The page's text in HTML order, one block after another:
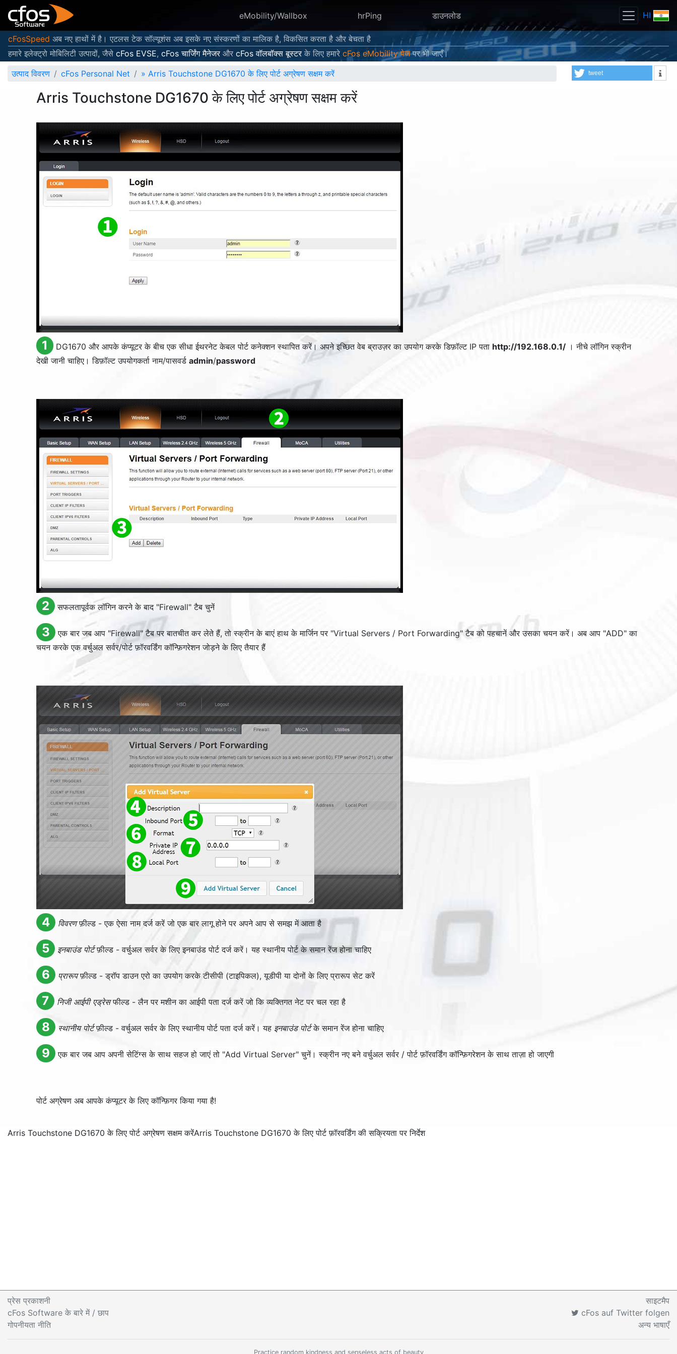
eMobility/Wallbox hrPing डाउनलोड HI
cFosSpeed अब नए हाथों में है। एटलस टेक सॉल्यूशंस अब इसके नए संस्करणों का मालिक है, विकसित करता है और बेचता है
हमारे इलेक्ट्रो मोबिलिटी उत्पादों, जैसे cFos EVSE, cFos चार्जिंग मैनेजरऔर cFos वॉलबॉक्स बूस्टरके लिए हमारे cFos eMobility पेजपर भी जाएँ।
उत्पाद विवरण
cFos Personal Net » Arris Touchstone DG1670 के लिए पोर्ट अग्रेषण सक्षम करें tweet
Arris Touchstone DG1670 के लिए पोर्ट अग्रेषण सक्षम करें
1 DG1670 और आपके कंप्यूटर के बीच एक सीधा ईथरनेट केबल पोर्ट कनेक्शन स्थापित करें। अपने इच्छित वेब ब्राउज़र का उपयोग करके डिफ़ॉल्ट IP पता http://192.168.0.1/। नीचे लॉगिन स्क्रीन
देखी जानी चाहिए। डिफ़ॉल्ट उपयोगकर्ता नाम/पासवर्ड admin/password
2 सफलतापूर्वक लॉगिन करने के बाद "Firewall" टैब चुनें
3 एक बार जब आप "Firewall" टैब पर बातचीत कर लेते हैं, तो स्क्रीन के बाएं हाथ के मार्जिन पर "Virtual Servers / Port Forwarding" टैब को पहचानें और उसका चयन करें। अब आप "ADD" का
चयन करके एक वर्चुअल सर्वर/पोर्ट फ़ॉरवर्डिंग कॉन्फ़िगरेशन जोड़ने के लिए तैयार हैं
4 विवरणफ़ील्ड - एक ऐसा नाम दर्ज करें जो एक बार लागू होने पर अपने आप से समझ में आता है
5 इनबाउंड पोर्टफ़ील्ड - वर्चुअल सर्वर के लिए इनबाउंड पोर्ट दर्ज करें। यह स्थानीय पोर्ट के समान रेंज होना चाहिए
6 प्रारूपफ़ील्ड - ड्रॉप डाउन एरो का उपयोग करके टीसीपी (टाइपिकल), यूडीपी या दोनों के लिए प्रारूप सेट करें
7 निजी आईपी एड्रेसफील्ड - लैन पर मशीन का आईपी पता दर्ज करें जो कि व्यक्तिगत नेट पर चल रहा है
8 स्थानीय पोर्टफ़ील्ड - वर्चुअल सर्वर के लिए स्थानीय पोर्ट पता दर्ज करें। यह इनबाउंड पोर्टके समान रेंज होना चाहिए
9 एक बार जब आप अपनी सेटिंग्स के साथ सहज हो जाएं तो "Add Virtual Server" चुनें। स्क्रीन नए बने वर्चुअल सर्वर / पोर्ट फ़ॉरवर्डिंग कॉन्फ़िगरेशन के साथ ताज़ा हो जाएगी
पोर्ट अग्रेषण अब आपके कंप्यूटर के लिए कॉन्फ़िगर किया गया है!
Arris Touchstone DG1670 के लिए पोर्ट अग्रेषण सक्षम करेंArris Touchstone DG1670 के लिए पोर्ट फ़ॉरवर्डिंग की सक्रियता पर निर्देश
प्रेस प्रकाशनी
cFos Software के बारे में / छाप
गोपनीयता नीति
साइटमैप
cFos auf Twitter folgen
अन्य भाषाएँ
Practice random kindness and senseless acts of beauty